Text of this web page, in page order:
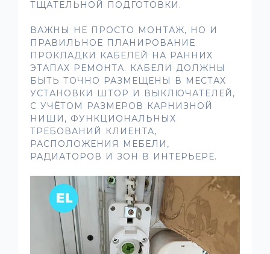
ТЩАТЕЛЬНОЙ ПОДГОТОВКИ.
ВАЖНЫ НЕ ПРОСТО МОНТАЖ, НО И
ПРАВИЛЬНОЕ ПЛАНИРОВАНИЕ
ПРОКЛАДКИ КАБЕЛЕЙ НА РАННИХ
ЭТАПАХ РЕМОНТА. КАБЕЛИ ДОЛЖНЫ
БЫТЬ ТОЧНО РАЗМЕЩЕНЫ В МЕСТАХ
УСТАНОВКИ ШТОР И ВЫКЛЮЧАТЕЛЕЙ,
С УЧЁТОМ РАЗМЕРОВ КАРНИЗНОЙ
НИШИ, ФУНКЦИОНАЛЬНЫХ
ТРЕБОВАНИЙ КЛИЕНТА,
РАСПОЛОЖЕНИЯ МЕБЕЛИ,
РАДИАТОРОВ И ЗОН В ИНТЕРЬЕРЕ.